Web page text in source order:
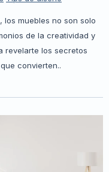
los muebles no son solo
de la creatividad y
revelarte los secretos
convierten..